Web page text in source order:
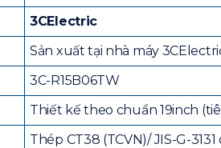
3CElectric
Sản xuất tại nhà máy
3C-R15B06TW
Thiết kế theo chuẩn 19inch
Thép CT38 (TCVN)/ JIS-G-